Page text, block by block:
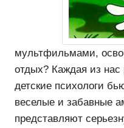
мультфильмами,
отдых? Каждая из
детские психологи
веселые и забавные
представляют